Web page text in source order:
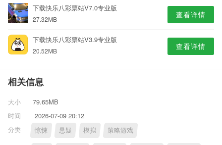
下载快乐八彩票站V7.0专业版
27.32MB 查看详情
下载快乐八彩票站V3.9专业版
20.52MB 查看详情
相关信息
大小
79.65MB
时间
2026-07-09 20:12
分类
惊悚 悬疑 模拟 策略游戏